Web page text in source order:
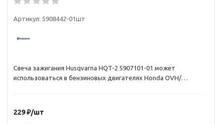
Артикул: 5908442-01шт
Свеча зажигания Husqvarna HQT-2 5907101-01 может
использоваться в бензиновых двигателях Honda OVH/
229₽/шт